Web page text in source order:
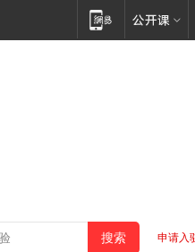
申请入